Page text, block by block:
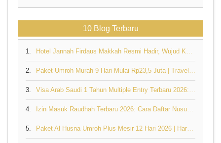
10 Blog Terbaru
1.
2.
3.
4.
5.